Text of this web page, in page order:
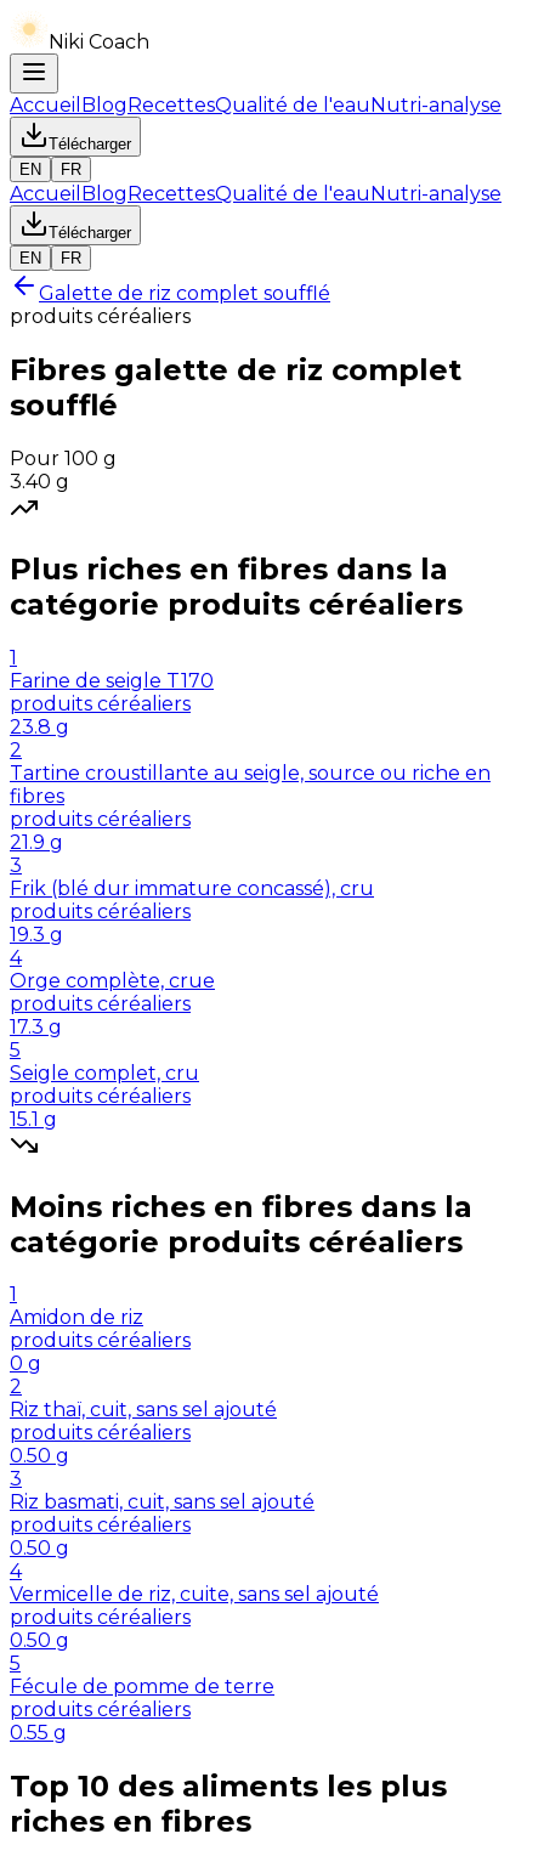
Niki Coach
Accueil BlogRecettesQualité de l'eauNutri-analyse
Télécharger
EN
FR
Accueil BlogRecettesQualité de l'eauNutri-analyse
Télécharger
EN
FR
Galette de riz complet soufflé
produits céréaliers
Fibres galette de riz complet
soufflé
Pour 100 g
3.40 g
Plus riches en fibres dans la
catégorie produits céréaliers
1
Farine de seigle T170
produits céréaliers
23.8 g
2
Tartine croustillante au seigle, source ou riche en
fibres
produits céréaliers
21.9 g
3
Frik (blé dur immature concassé), cru
produits céréaliers
19.3 g
4
Orge complète, crue
produits céréaliers
17.3 g
5
Seigle complet, cru
produits céréaliers
15.1 g
Moins riches en fibres dans la
catégorie produits céréaliers
1
Amidon de riz
produits céréaliers
0 g
2
Riz thaï, cuit, sans sel ajouté
produits céréaliers
0.50 g
3
Riz basmati, cuit, sans sel ajouté
produits céréaliers
0.50 g
4
Vermicelle de riz, cuite, sans sel ajouté
produits céréaliers
0.50 g
5
Fécule de pomme de terre
produits céréaliers
0.55 g
Top 10 des aliments les plus
riches en fibres